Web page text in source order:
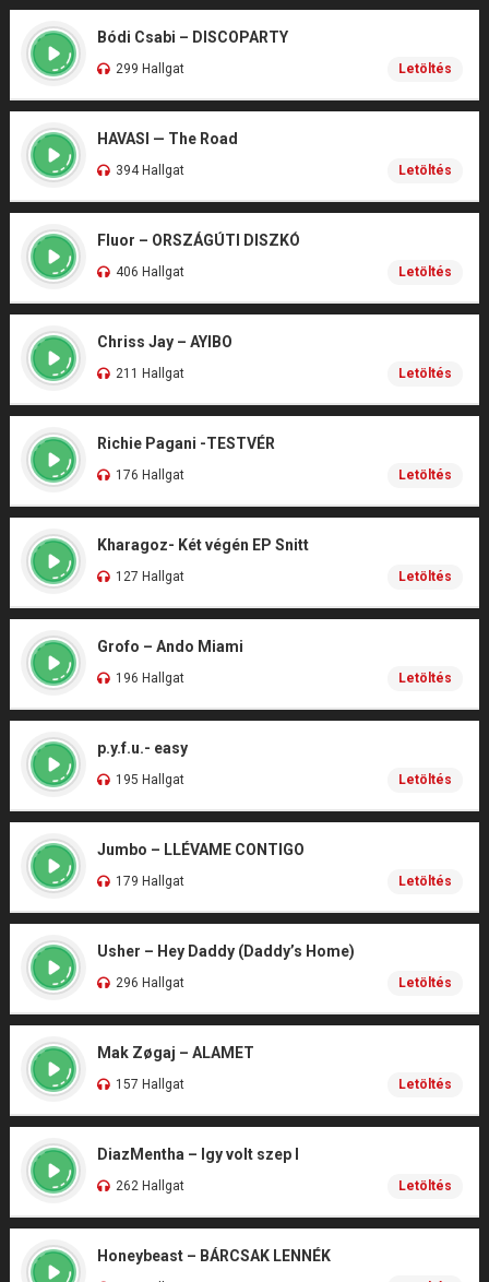
Bódi Csabi – DISCOPARTY
299 Hallgat Letöltés
HAVASI — The Road
394 Hallgat Letöltés
Fluor – ORSZÁGÚTI DISZKÓ
406 Hallgat Letöltés
Chriss Jay – AYIBO
211 Hallgat Letöltés
Richie Pagani -TESTVÉR
176 Hallgat Letöltés
Kharagoz- Két végén EP Snitt
127 Hallgat Letöltés
Grofo – Ando Miami
196 Hallgat Letöltés
p.y.f.u.- easy
195 Hallgat Letöltés
Jumbo – LLÉVAME CONTIGO
179 Hallgat Letöltés
Usher – Hey Daddy (Daddy’s Home)
296 Hallgat Letöltés
Mak Zøgaj – ALAMET
157 Hallgat Letöltés
DiazMentha – Igy volt szep I
262 Hallgat Letöltés
Honeybeast – BÁRCSAK LENNÉK